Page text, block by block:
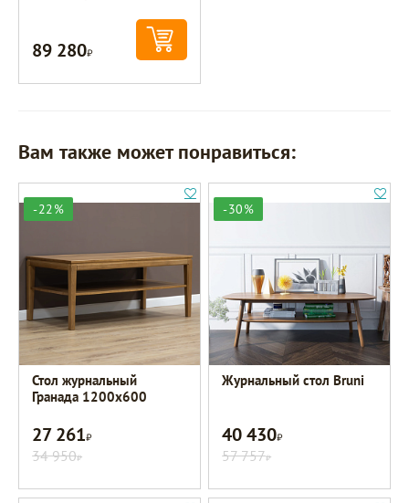
89 280Р
Вам также может понравиться:
-22%
Стол журнальный
Гранада 1200х600
27 261Р
34 950Р
-30%
Журнальный стол Bruni
40 430Р
57 757Р